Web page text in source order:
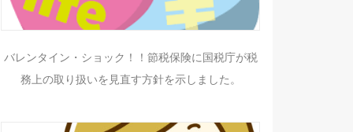
バレンタイン・ショック！！節税保険に国税庁が税
務上の取り扱いを見直す方針を示しました。